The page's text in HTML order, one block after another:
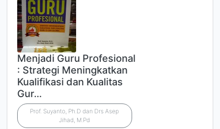
Menjadi Guru Profesional
: Strategi Meningkatkan
Kualifikasi dan Kualitas
Gur…
Prof. Suyanto, Ph.D dan Drs Asep
Jihad, M.Pd